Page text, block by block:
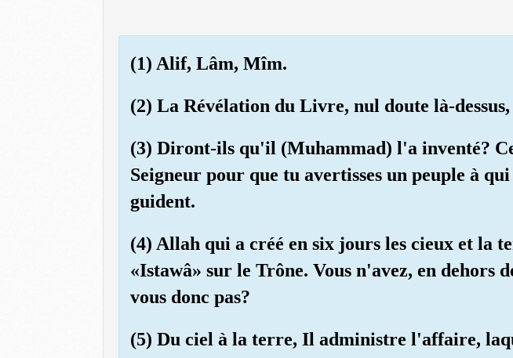
(1) Alif, Lâm, Mîm.
(2) La Révélation du Livre, nul doute là-
(3) Diront-ils qu'il (Muhammad) l'a inventé?
Seigneur pour que tu avertisses un peuple à
guident.
(4) Allah qui a créé en six jours les cieux et la
«Istawâ» sur le Trône. Vous n'avez, en dehors
vous donc pas?
(5) Du ciel à la terre, Il administre l'affaire,